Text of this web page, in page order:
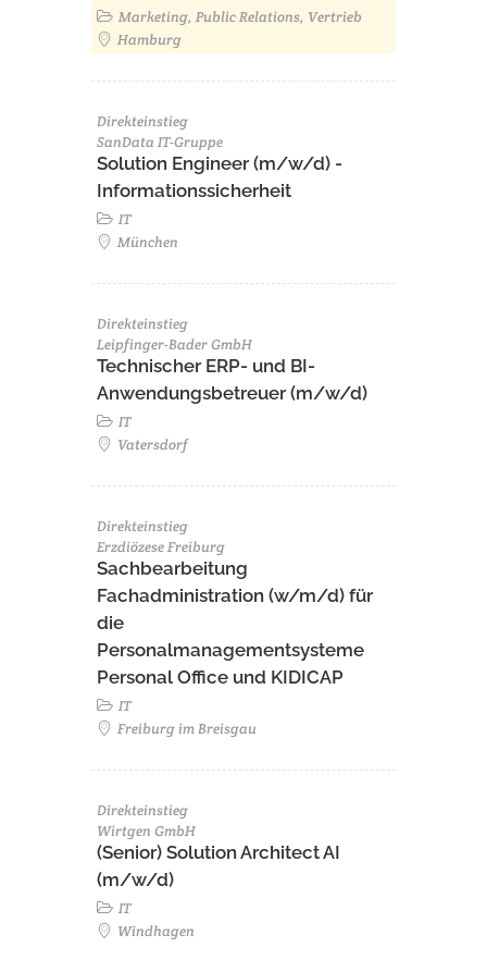
Marketing, Public Relations, Vertrieb
Hamburg
Direkteinstieg
SanData IT-Gruppe
Solution Engineer (m/w/d) -
Informationssicherheit
IT
München
Direkteinstieg
Leipfinger-Bader GmbH
Technischer ERP- und BI-
Anwendungsbetreuer (m/w/d)
IT
Vatersdorf
Direkteinstieg
Erzdiözese Freiburg
Sachbearbeitung
Fachadministration (w/m/d) für
die
Personalmanagementsysteme
Personal Office und KIDICAP
IT
Freiburg im Breisgau
Direkteinstieg
Wirtgen GmbH
(Senior) Solution Architect AI
(m/w/d)
IT
Windhagen